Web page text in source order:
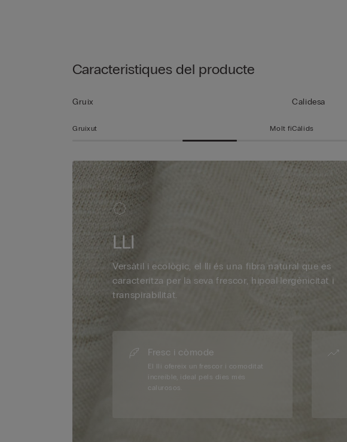
Caracteristiques del producte
Gruix
Gruixut Molt fi
Calidesa
Càlids
LLI
Versàtil i ecològic, el lli és una fibra natural que es
caracteritza per la seva frescor, hipoal·lergènicitat i
transpirabilitat.
Fresc i còmode
El lli ofereix un frescor i comoditat
increíble, ideal pels dies més
calurosos.